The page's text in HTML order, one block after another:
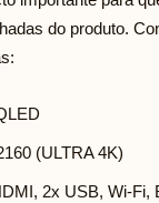
do produto.
(ULTRA 4K)
2x USB, Wi-Fi,